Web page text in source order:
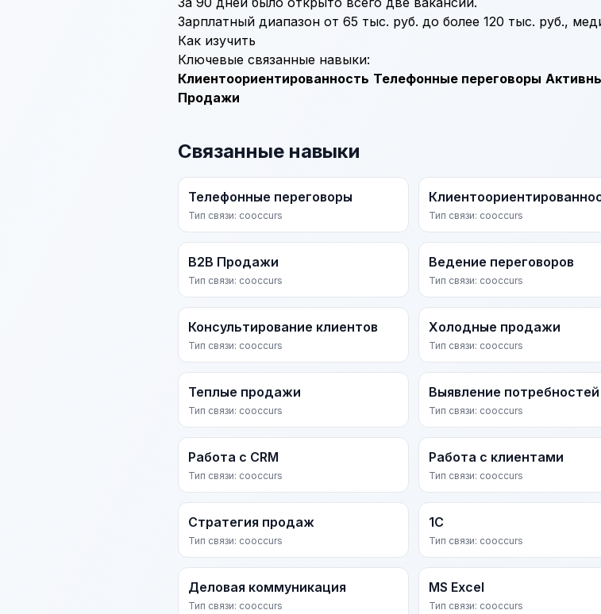
Зарплатный диапазон от 65 тыс. руб. до более 120 тыс. руб.,
Как изучить
Ключевые связанные навыки:
Клиентоориентированность Телефонные переговоры
Продажи
Связанные навыки
Телефонные переговоры
Тип связи: cooccurs Тип связи: cooccurs
B2B Продажи
Тип связи: cooccurs
Ведение переговоров
Тип связи: cooccurs
Консультирование клиентов
Тип связи: cooccurs
Холодные продажи
Тип связи: cooccurs
Теплые продажи
Тип связи: cooccurs
Выявление потребностей
Тип связи: cooccurs
Работа с CRM
Тип связи: cooccurs
Работа с клиентами
Тип связи: cooccurs
Стратегия продаж
Тип связи: cooccurs
1С
Тип связи: cooccurs
Деловая коммуникация
Тип связи: cooccurs
MS Excel
Тип связи: cooccurs